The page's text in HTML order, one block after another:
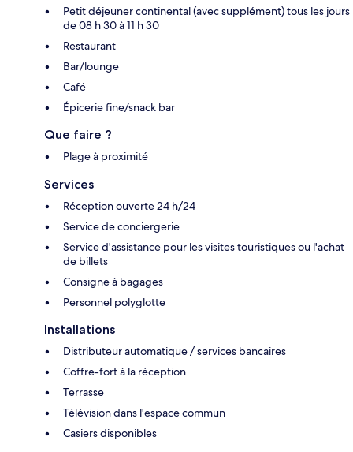
Petit déjeuner continental (avec supplément) tous les jours
de 08 h 30 à 11 h 30
Restaurant
Bar/lounge
Café
Épicerie fine/snack bar
Que faire ?
Plage à proximité
Services
Réception ouverte 24 h/24
Service de conciergerie
Service d'assistance pour les visites touristiques ou l'achat
de billets
Consigne à bagages
Personnel polyglotte
Installations
Distributeur automatique / services bancaires
Coffre-fort à la réception
Terrasse
Télévision dans l'espace commun
Casiers disponibles